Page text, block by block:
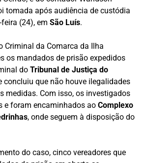
tomada após audiência de custódia
(24), em São Luís.
Criminal da Comarca da Ilha
os mandados de prisão expedidos
do Tribunal de Justiça do
concluiu que não houve ilegalidades
medidas. Com isso, os investigados
e foram encaminhados ao Complexo
, onde seguem à disposição do
do caso, cinco vereadores que